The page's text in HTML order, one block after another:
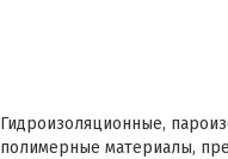
Гидроизоляционные,
полимерные материалы,